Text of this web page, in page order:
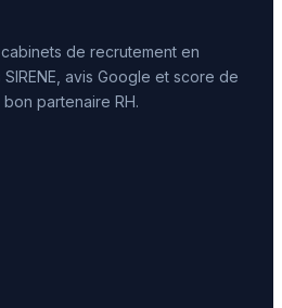
de recrutement en
avis Google et score de
partenaire RH.